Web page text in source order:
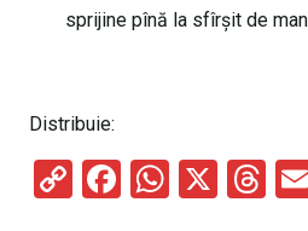
sprijine pînă la sfîrşit de
Distribuie:
C
F
W X
T